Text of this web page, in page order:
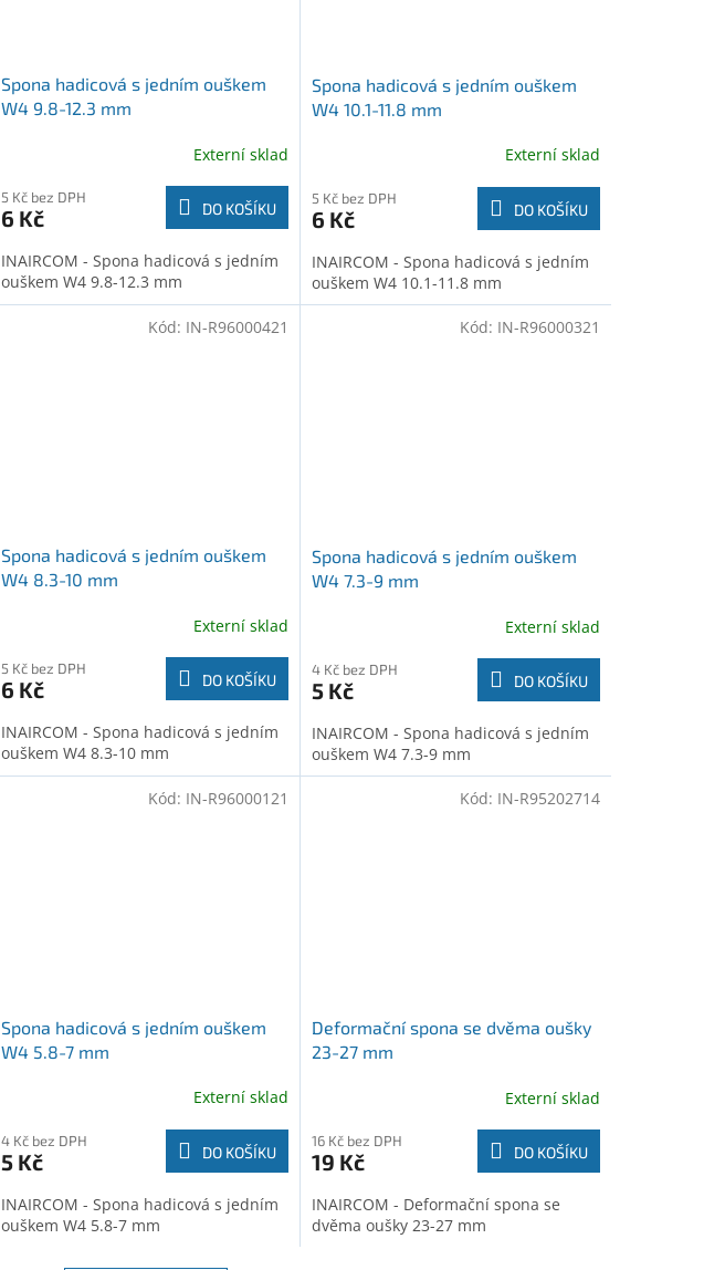
Spona hadicová s jedním ouškem
W4 9.8-12.3 mm
Externí sklad
5 Kč bez DPH
6 Kč DO KOŠÍKU
INAIRCOM - Spona hadicová s jedním
ouškem W4 9.8-12.3 mm
Spona hadicová s jedním ouškem
W4 10.1-11.8 mm
Externí sklad
5 Kč bez DPH
6 Kč DO KOŠÍKU
INAIRCOM - Spona hadicová s jedním
ouškem W4 10.1-11.8 mm
Spona hadicová s jedním ouškem
W4 8.3-10 mm
Externí sklad
5 Kč bez DPH
6 Kč DO KOŠÍKU
INAIRCOM - Spona hadicová s jedním
ouškem W4 8.3-10 mm
Kód: IN-R96000421
Spona hadicová s jedním ouškem
W4 7.3-9 mm
Externí sklad
4 Kč bez DPH
5 Kč DO KOŠÍKU
INAIRCOM - Spona hadicová s jedním
ouškem W4 7.3-9 mm
Kód: IN-R96000321
Spona hadicová s jedním ouškem
W4 5.8-7 mm
Externí sklad
4 Kč bez DPH
5 Kč DO KOŠÍKU
INAIRCOM - Spona hadicová s jedním
ouškem W4 5.8-7 mm
Kód: IN-R96000121
Deformační spona se dvěma oušky
23-27 mm
Externí sklad
16 Kč bez DPH
19 Kč DO KOŠÍKU
INAIRCOM - Deformační spona se
dvěma oušky 23-27 mm
Kód: IN-R95202714